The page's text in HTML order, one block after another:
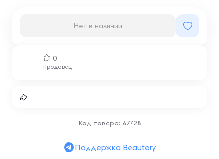
0
Продавец
Нет в наличии
Код товара: 67728
Поддержка Beautery